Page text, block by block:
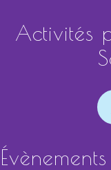
Activités